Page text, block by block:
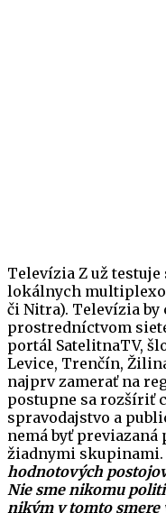
Televízia Z už
lokálnych
či Nitra). Televízia
prostredníctvom
portál SatelitnaTV,
Levice, Trenčín,
najprv zamerať na
postupne sa rozšíriť
spravodajstvo a
nemá byť
žiadnymi skupinami.
hodnotových
Nie sme nikomu
nikým v tomto smere